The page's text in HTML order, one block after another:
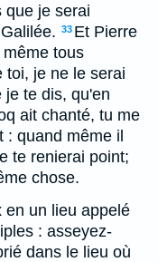
que je serai
33 Et Pierre
tous
toi, je ne le serai
je te dis, qu'en
ait chanté, tu me
: quand même il
te renierai point;
chose.
en un lieu appelé
: asseyez-
dans le lieu où